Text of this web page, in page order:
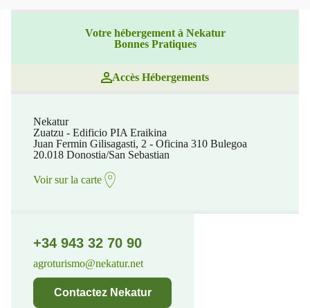
Votre hébergement à Nekatur
Bonnes Pratiques
Accès Hébergements
Nekatur
Zuatzu - Edificio PIA Eraikina
Juan Fermin Gilisagasti, 2 - Oficina 310 Bulegoa
20.018 Donostia/San Sebastian
Voir sur la carte
+34 943 32 70 90
agroturismo@nekatur.net
Contactez Nekatur